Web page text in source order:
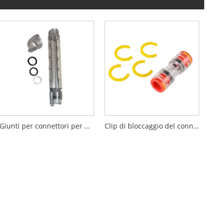
Giunti per connettori per microcondotti Clip di bloccaggio del connettore Microduct